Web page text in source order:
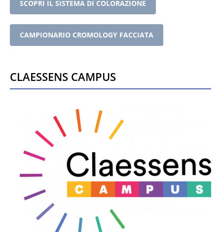
SCOPRI IL SISTEMA DI COLORAZIONE
CAMPIONARIO CROMOLOGY FACCIATA
Claessens CAMPUS